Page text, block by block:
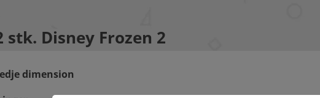
stk. Disney Frozen 2
dimension